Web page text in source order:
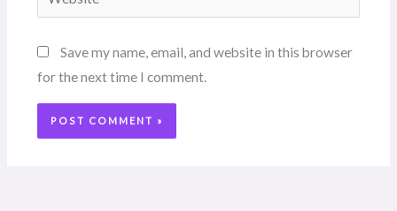
Save my name, email, and website in this browser
for the next time I comment.